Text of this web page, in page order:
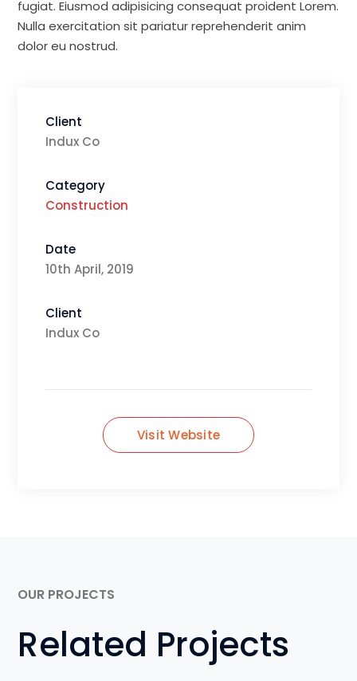
fugiat. Eiusmod adipisicing consequat proident Lorem.
Nulla exercitation sit pariatur reprehenderit anim
dolor eu nostrud.
Client
Indux Co
Category
Construction
Date
10th April, 2019
Client
Indux Co
Visit Website
OUR PROJECTS
Related Projects